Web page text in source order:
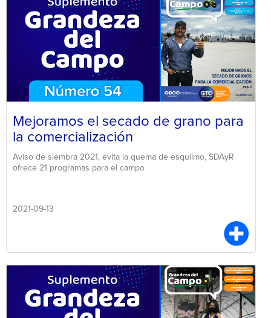
Mejoramos el secado de grano para
la comercialización
Aviso de siembra 2021, evita la quema de esquilmo, SDAyR
ofrece 21 programas para el campo
2021-09-13